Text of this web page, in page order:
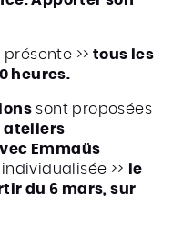
présente >> tous les
heures.
sont proposées
ateliers
Emmaüs
>>
le
du 6 mars, sur